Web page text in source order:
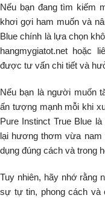
Nếu bạn đang tìm kiếm
khơi gợi ham muốn và
Blue chính là lựa chọn
hangmygiatot.net hoặc
được tư vấn chi tiết và
Nếu bạn là người muốn
ấn tượng mạnh mỗi khi
Pure Instinct True Blue
lại hương thơm vừa
dụng đúng cách và trong
Tuy nhiên, hãy nhớ rằng
sự tự tin, phong cách